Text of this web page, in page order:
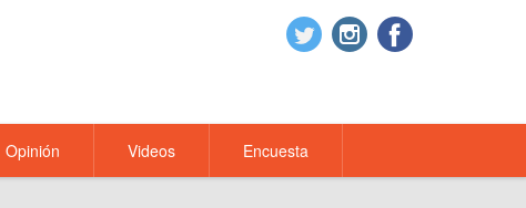
Opinión Videos Encuesta